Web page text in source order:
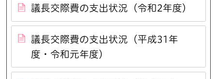
議長交際費の支出状況（令和2年度）
議長交際費の支出状況（平成31年
度・令和元年度）